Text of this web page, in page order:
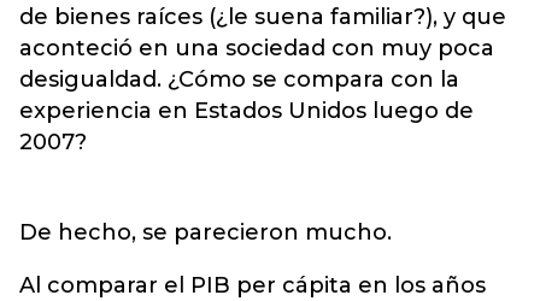
de bienes raíces (¿le suena familiar?), y que
aconteció en una sociedad con muy poca
desigualdad. ¿Cómo se compara con la
experiencia en Estados Unidos luego de
2007?
De hecho, se parecieron mucho.
Al comparar el PIB per cápita en los años